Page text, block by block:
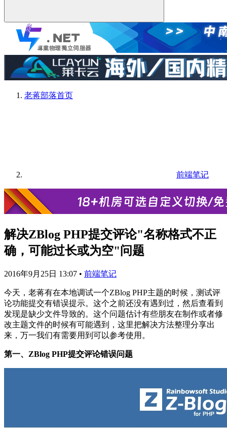
老蒋部落首页
前端笔记
解决ZBlog PHP提交评论"名称格式不正
确，可能过长或为空"问题
2016年9月25日 13:07 • 前端笔记
今天，老蒋有在本地调试一个ZBlog PHP主题的时候，测试评
论功能提交有错误提示。这个之前还没有遇到过，然后查看到
发现是缺少文件导致的。这个问题估计有些朋友在制作或者修
改主题文件的时候有可能遇到，这里把解决方法整理分享出
来，万一我们有需要用到可以参考使用。
第一、ZBlog PHP提交评论错误问题